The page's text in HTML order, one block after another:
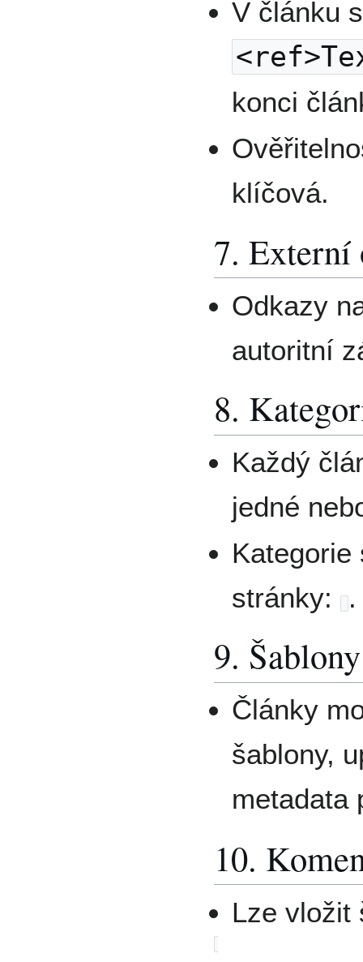
V článku
konci
klíčová.
7. Externí
Odkazy
autoritní
8.
Každý
jedné
stránky: .
9. Šablony
Články
šablony,
10.
Lze vložit